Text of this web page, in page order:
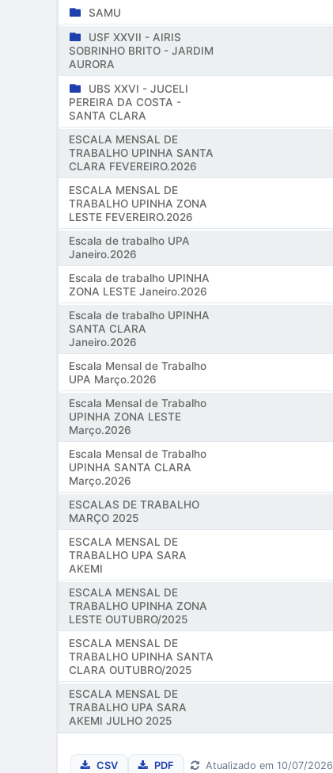
SAMU
USF XXVII - AIRIS
SOBRINHO BRITO - JARDIM
AURORA
UBS XXVI - JUCELI
PEREIRA DA COSTA -
SANTA CLARA
ESCALA MENSAL DE
TRABALHO UPINHA SANTA
CLARA FEVEREIRO.2026
ESCALA MENSAL DE
TRABALHO UPINHA ZONA
LESTE FEVEREIRO.2026
Escala de trabalho UPA
Janeiro.2026
Escala de trabalho UPINHA
ZONA LESTE Janeiro.2026
Escala de trabalho UPINHA
SANTA CLARA
Janeiro.2026
Escala Mensal de Trabalho
UPA Março.2026
Escala Mensal de Trabalho
UPINHA ZONA LESTE
Março.2026
Escala Mensal de Trabalho
UPINHA SANTA CLARA
Março.2026
ESCALAS DE TRABALHO
MARÇO 2025
ESCALA MENSAL DE
TRABALHO UPA SARA
AKEMI
ESCALA MENSAL DE
TRABALHO UPINHA ZONA
LESTE OUTUBRO/2025
ESCALA MENSAL DE
TRABALHO UPINHA SANTA
CLARA OUTUBRO/2025
ESCALA MENSAL DE
TRABALHO UPA SARA
AKEMI JULHO 2025
CSV PDF Atualizado em 10/07/2026